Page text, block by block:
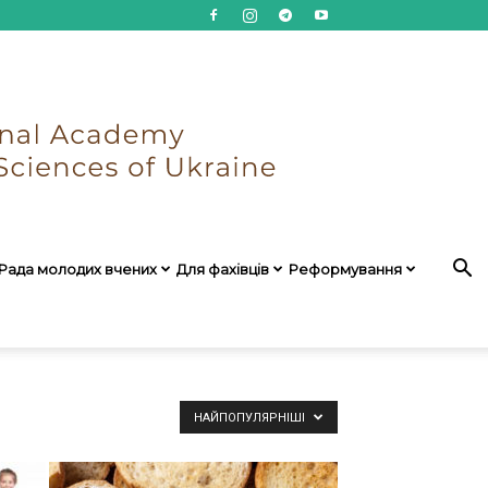
молодих вчених Для фахівців Реформування
НАЙПОПУЛЯРНІШІ